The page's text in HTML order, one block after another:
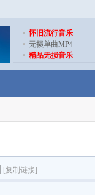
怀旧流行音乐
无损单曲MP4
精品无损音乐
[复制链接]